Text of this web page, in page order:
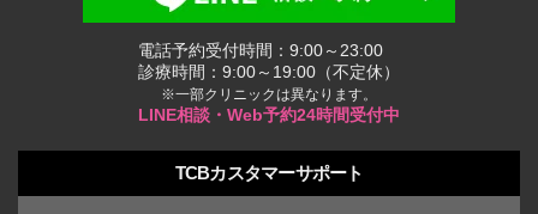
電話予約受付時間：9:00～23:00
診療時間：9:00～19:00（不定休）
※一部クリニックは異なります。
LINE相談・Web予約24時間受付中
TCBカスタマーサポート